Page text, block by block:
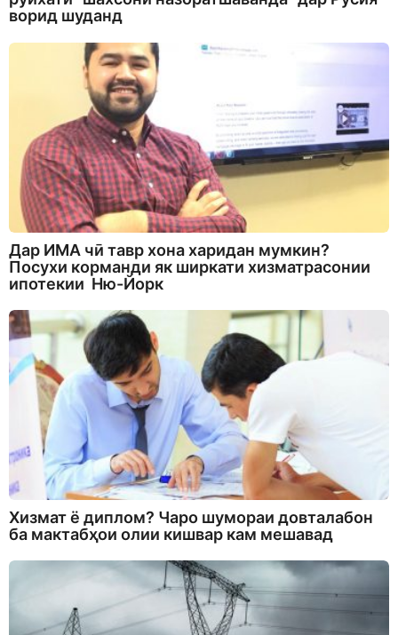
ворид шуданд
Дар ИМА чӣ тавр хона харидан мумкин?
Посухи корманди як ширкати хизматрасонии
ипотекии Ню-Йорк
Хизмат ё диплом? Чаро шумораи довталабон
ба мактабҳои олии кишвар кам мешавад